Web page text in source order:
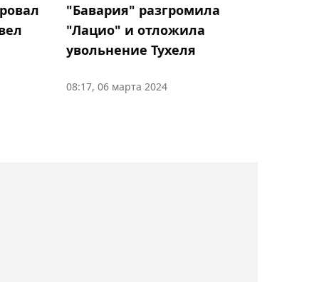
соперница Рыбакиной
Фернандес в восторге от
победы над Андреевой в
"Бавария" разгромила
"Лацио" и отложила
увольнение Тухеля
08:17, 06 марта 2024